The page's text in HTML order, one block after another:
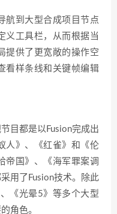
航到大型合成项目节点
义工具栏，从而根据当
提供了更宽敞的操作空
看样条线和关键帧编辑
目都是以Fusion完成出
人》、《红雀》和《伦
帝国》、《海军罪案调
用了Fusion技术。除此
《光晕5》等多个大型
角色。